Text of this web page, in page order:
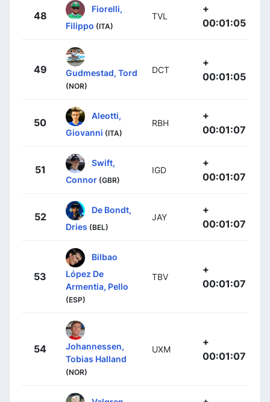
48
Fiorelli,
Filippo (ITA)
TVL
+
00:01:05
49 Gudmestad, Tord
(NOR)
DCT
+
00:01:05
50
Aleotti,
Giovanni (ITA)
RBH
+
00:01:07
51
Swift,
Connor (GBR)
IGD
+
00:01:07
52
De Bondt,
Dries (BEL)
JAY
+
00:01:07
53
Bilbao
López De
Armentia, Pello
(ESP)
TBV
+
00:01:07
54
Johannessen,
Tobias Halland
(NOR)
UXM
+
00:01:07